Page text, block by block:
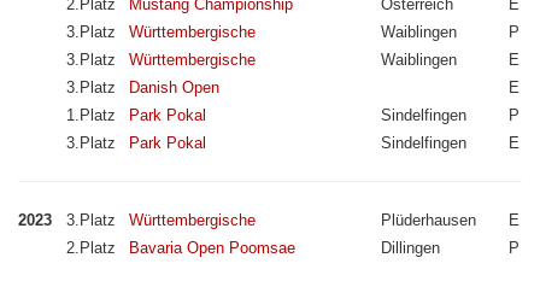
2.Platz
Mustang Championship Österreich
E
3.Platz
Württembergische Waiblingen
P
3.Platz
Württembergische Waiblingen
E
3.Platz
Danish Open
E
1.Platz
Park Pokal Sindelfingen
P
3.Platz
Park Pokal Sindelfingen E
2023 3.Platz Württembergische Plüderhausen
E
2.Platz
Bavaria Open Poomsae Dillingen P